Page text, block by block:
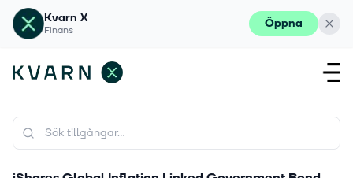
Kvarn X
Finans Öppna